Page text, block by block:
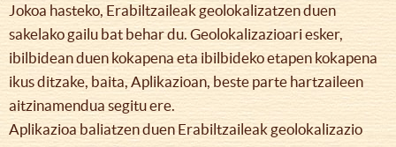
Jokoa hasteko, Erabiltzaileak geolokalizatzen duen
sakelako gailu bat behar du. Geolokalizazioari esker,
ibilbidean duen kokapena eta ibilbideko etapen kokapena
ikus ditzake, baita, Aplikazioan, beste parte hartzaileen
aitzinamendua segitu ere.
Aplikazioa baliatzen duen Erabiltzaileak geolokalizazio